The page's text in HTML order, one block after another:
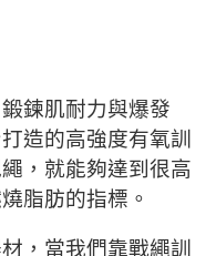
鍊肌耐力與爆發
造的高強度有氧訓
，就能夠達到很高
脂肪的指標。
，當我們靠戰繩訓